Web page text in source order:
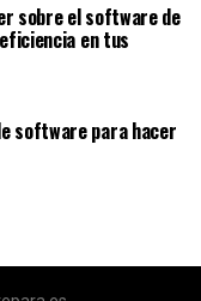
sobre el software de
en tus
software para hacer